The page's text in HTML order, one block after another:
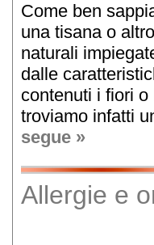
Come ben
una tisana o
naturali
dalle
contenuti i fiori
troviamo infatti
segue »
Allergie e